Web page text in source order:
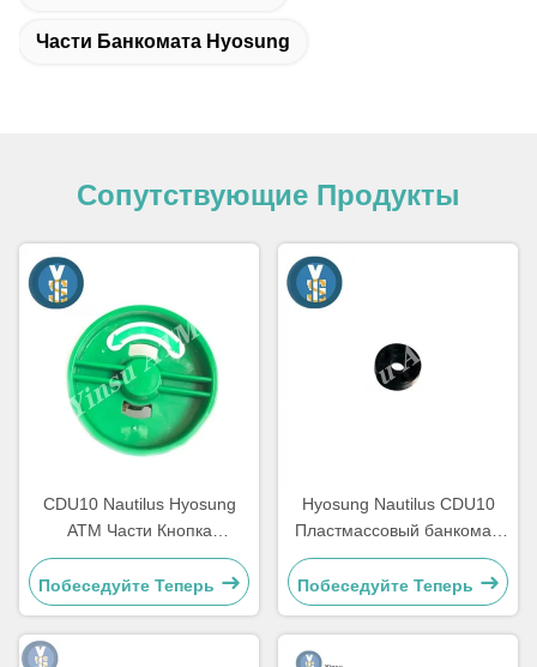
Части Банкомата Hyosung
Сопутствующие Продукты
CDU10 Nautilus Hyosung
ATM Части Кнопка
Диспенсер 7310000709
OEM
Побеседуйте Теперь
Hyosung Nautilus CDU10
Пластмассовый банкомат,
банкомат с роликом,
автоматы
Побеседуйте Теперь